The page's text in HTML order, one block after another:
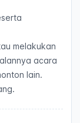
melakukan
acara
lain.